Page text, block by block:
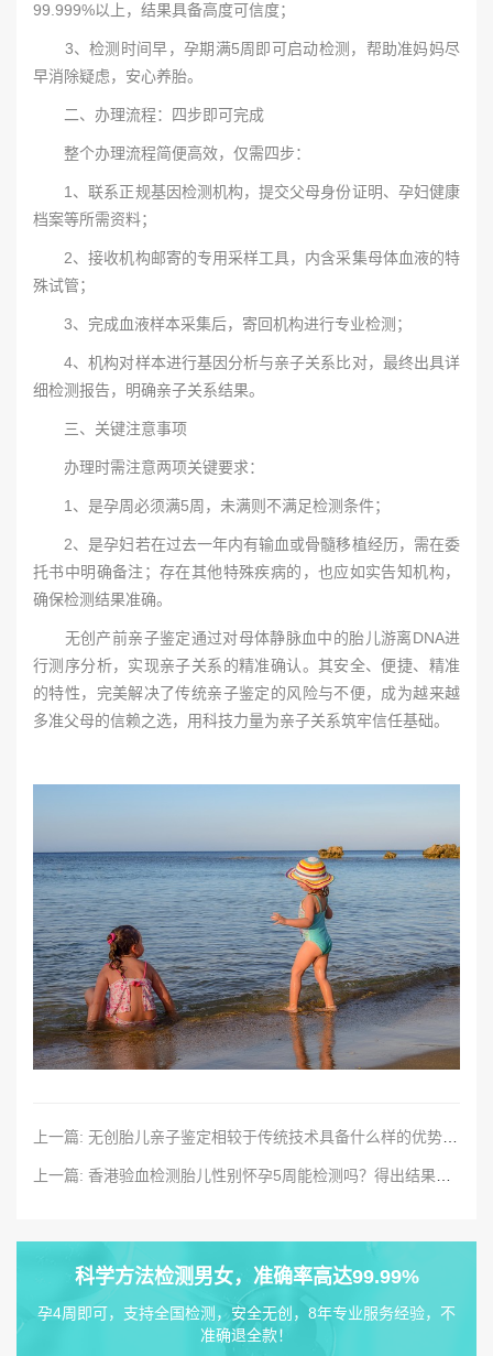
99.999%以上，结果具备高度可信度；
3、检测时间早，孕期满5周即可启动检测，帮助准妈妈尽
早消除疑虑，安心养胎。
二、办理流程：四步即可完成
整个办理流程简便高效，仅需四步：
1、联系正规基因检测机构，提交父母身份证明、孕妇健康
档案等所需资料；
2、接收机构邮寄的专用采样工具，内含采集母体血液的特
殊试管；
3、完成血液样本采集后，寄回机构进行专业检测；
4、机构对样本进行基因分析与亲子关系比对，最终出具详
细检测报告，明确亲子关系结果。
三、关键注意事项
办理时需注意两项关键要求：
1、是孕周必须满5周，未满则不满足检测条件；
2、是孕妇若在过去一年内有输血或骨髓移植经历，需在委
托书中明确备注；存在其他特殊疾病的，也应如实告知机构，
确保检测结果准确。
无创产前亲子鉴定通过对母体静脉血中的胎儿游离DNA进
行测序分析，实现亲子关系的精准确认。其安全、便捷、精准
的特性，完美解决了传统亲子鉴定的风险与不便，成为越来越
多准父母的信赖之选，用科技力量为亲子关系筑牢信任基础。
科学方法检测男女，准确率高达99.99%
孕4周即可，支持全国检测，安全无创，8年专业服务经验，不
准确退全款！